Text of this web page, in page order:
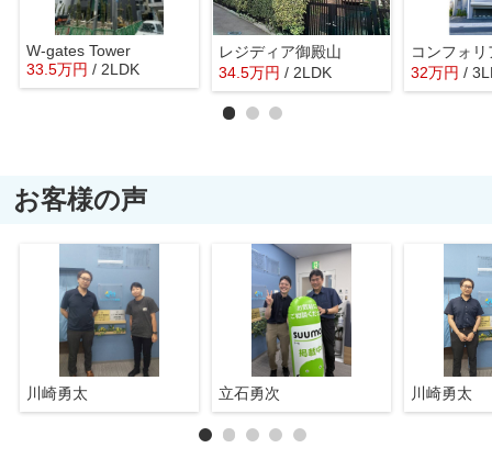
W-gates Tower
33.5万円 / 2LDK
レジディア御殿山
34.5万円 / 2LDK 32万円 /
お客様の声
川崎勇太 立石勇次 川崎勇太